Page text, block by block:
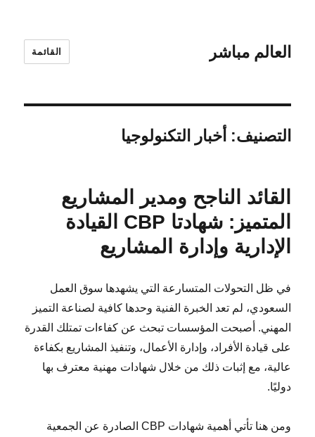
العالم مباشر القائمة
التصنيف: أخبار التكنولوجيا
القائد الناجح ومدير المشاريع
المتميز: شهادتا CBP القيادة
الإدارية وإدارة المشاريع
في ظل التحولات المتسارعة التي يشهدها سوق العمل
السعودي، لم تعد الخبرة الفنية وحدها كافية لصناعة التميز
المهني. أصبحت المؤسسات تبحث عن كفاءات تمتلك القدرة
على قيادة الأفراد، وإدارة الأعمال، وتنفيذ المشاريع بكفاءة
عالية، مع إثبات ذلك من خلال شهادات مهنية معترف بها
دوليًا.
ومن هنا تأتي أهمية شهادات CBP الصادرة عن الجمعية